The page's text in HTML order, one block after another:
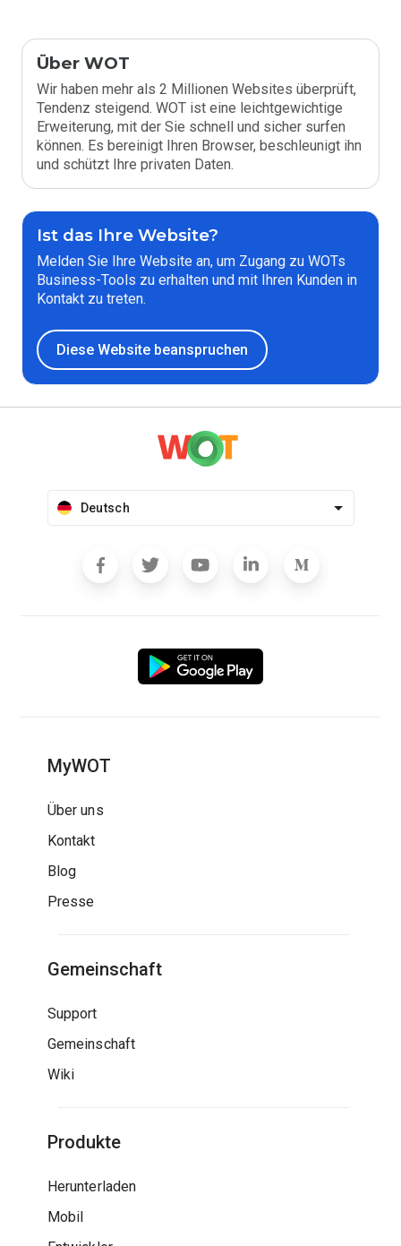
Über WOT
Wir haben mehr als 2 Millionen Websites überprüft,
Tendenz steigend. WOT ist eine leichtgewichtige
Erweiterung, mit der Sie schnell und sicher surfen
können. Es bereinigt Ihren Browser, beschleunigt ihn
und schützt Ihre privaten Daten.
Ist das Ihre Website?
Melden Sie Ihre Website an, um Zugang zu WOTs
Business-Tools zu erhalten und mit Ihren Kunden in
Kontakt zu treten.
Diese Website beanspruchen
Deutsch
MyWOT
Über uns
Kontakt
Blog
Presse
Gemeinschaft
Support
Gemeinschaft
Wiki
Produkte
Herunterladen
Mobil